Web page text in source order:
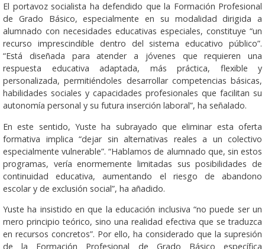
El portavoz socialista ha defendido que la Formación Profesional
de Grado Básico, especialmente en su modalidad dirigida a
alumnado con necesidades educativas especiales, constituye “un
recurso imprescindible dentro del sistema educativo público”.
“Está diseñada para atender a jóvenes que requieren una
respuesta educativa adaptada, más práctica, flexible y
personalizada, permitiéndoles desarrollar competencias básicas,
habilidades sociales y capacidades profesionales que facilitan su
autonomía personal y su futura inserción laboral”, ha señalado.
En este sentido, Yuste ha subrayado que eliminar esta oferta
formativa implica “dejar sin alternativas reales a un colectivo
especialmente vulnerable”. “Hablamos de alumnado que, sin estos
programas, vería enormemente limitadas sus posibilidades de
continuidad educativa, aumentando el riesgo de abandono
escolar y de exclusión social”, ha añadido.
Yuste ha insistido en que la educación inclusiva “no puede ser un
mero principio teórico, sino una realidad efectiva que se traduzca
en recursos concretos”. Por ello, ha considerado que la supresión
de la Formación Profesional de Grado Básico específica